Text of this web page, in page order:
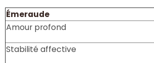
Émeraude
Amour profond
Stabilité affective